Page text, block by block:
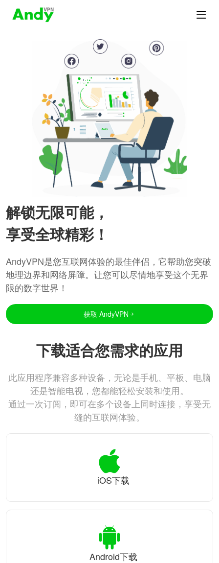
解锁无限可能，
享受全球精彩！
AndyVPN是您互联网体验的最佳伴侣，它帮助您突破
地理边界和网络屏障。让您可以尽情地享受这个无界
限的数字世界！
获取 AndyVPN
下载适合您需求的应用
此应用程序兼容多种设备，无论是手机、平板、电脑
还是智能电视，您都能轻松安装和使用。
通过一次订阅，即可在多个设备上同时连接，享受无
缝的互联网体验。
iOS下载
Android下载